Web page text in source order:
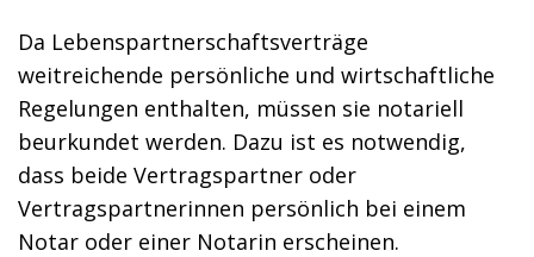
Da Lebenspartnerschaftsverträge
weitreichende persönliche und wirtschaftliche
Regelungen enthalten, müssen sie notariell
beurkundet werden. Dazu ist es notwendig,
dass beide Vertragspartner oder
Vertragspartnerinnen persönlich bei einem
Notar oder einer Notarin erscheinen.